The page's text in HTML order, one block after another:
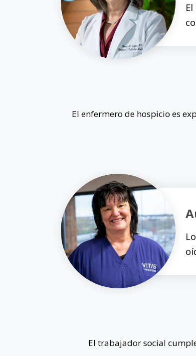
El enfermero de hospicio es
El trabajador social